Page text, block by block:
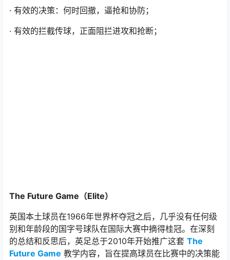
· 有效的决策：何时回撤，逼抢和协防；
· 有效的拦截传球，正面阻拦进攻和抢断；
The Future Game（Elite）
英国本土球员在1966年世界杯夺冠之后，几乎没有任何级
别和年龄段的国字号球队在国际大赛中摘得桂冠。在深刻
的总结和反思后，英足总于2010年开始推广这套 The
Future Game 教学内容，旨在提高球员在比赛中的决策能